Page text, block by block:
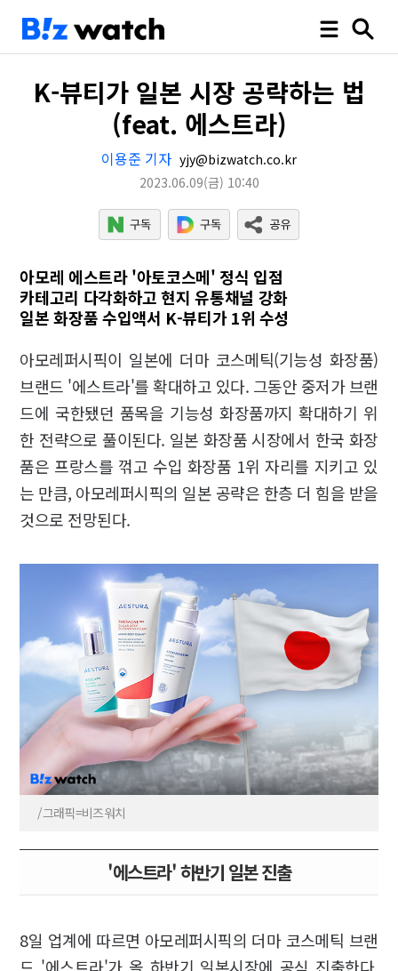
K-뷰티가 일본 시장 공략하는 법
(feat. 에스트라)
이용준 기자 yjy@bizwatch.co.kr
2023.06.09(금) 10:40
아모레 에스트라 '아토코스메' 정식 입점
카테고리 다각화하고 현지 유통채널 강화
일본 화장품 수입액서 K-뷰티가 1위 수성
아모레퍼시픽이 일본에 더마 코스메틱(기능성 화장품)
브랜드 '에스트라'를 확대하고 있다. 그동안 중저가 브랜
드에 국한됐던 품목을 기능성 화장품까지 확대하기 위
한 전략으로 풀이된다. 일본 화장품 시장에서 한국 화장
품은 프랑스를 꺾고 수입 화장품 1위 자리를 지키고 있
는 만큼, 아모레퍼시픽의 일본 공략은 한층 더 힘을 받을
것으로 전망된다.
/그래픽=비즈워치
'에스트라' 하반기 일본 진출
8일 업계에 따르면 아모레퍼시픽의 더마 코스메틱 브랜